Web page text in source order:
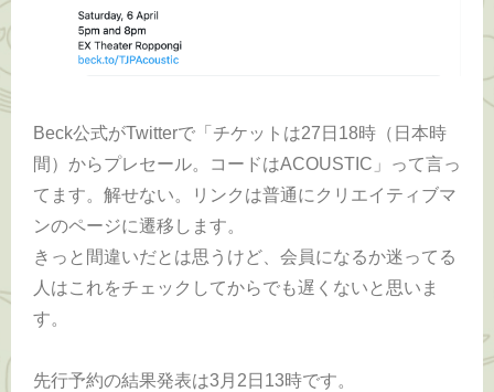
Beck公式がTwitterで「チケットは27日18時（日本時
間）からプレセール。コードはACOUSTIC」って言っ
てます。解せない。リンクは普通にクリエイティブマ
ンのページに遷移します。
きっと間違いだとは思うけど、会員になるか迷ってる
人はこれをチェックしてからでも遅くないと思いま
す。
先行予約の結果発表は3月2日13時です。